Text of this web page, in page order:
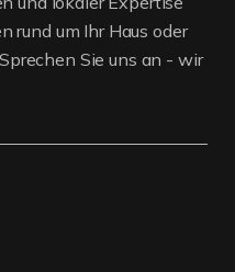
rund um Ihr Haus oder
Sie uns an - wir